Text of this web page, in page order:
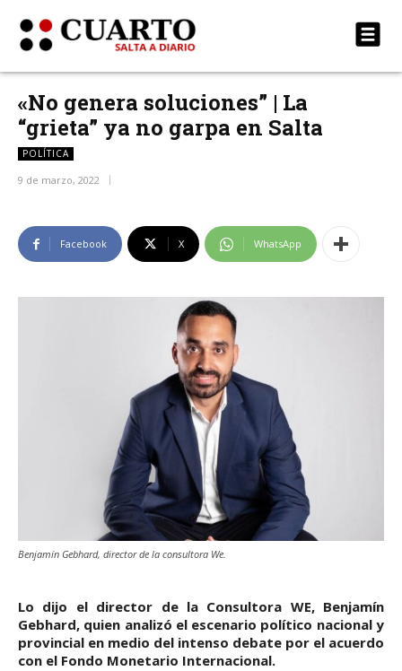
«No genera soluciones” | La
“grieta” ya no garpa en Salta
POLÍTICA
9 de marzo, 2022
Facebook X WhatsApp
Benjamín Gebhard, director de la consultora We.
Lo dijo el director de la Consultora WE, Benjamín
Gebhard, quien analizó el escenario político nacional y
provincial en medio del intenso debate por el acuerdo
con el Fondo Monetario Internacional.